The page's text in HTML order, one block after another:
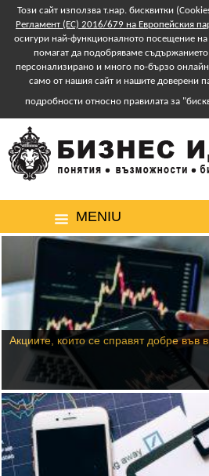
Този сайт използва т.нар. бисквитки
Регламент (ЕС) 2016/679 на Европейския
осигури най-функционалното посещение на
помагат да подобряваме съдържанието
персонализирано и много по-бързо онлайн
само от нашия сайт и нашите доверени
подробности относно правилата за
MENIU
Акциите, които се справят добре